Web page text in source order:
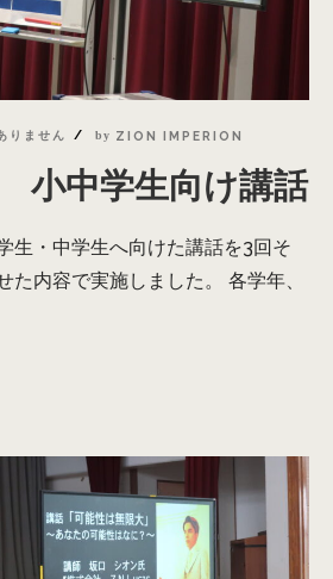
りません by ZION IMPERION
小中学生向け講話
生・中学生へ向けた講話を3回そ
た内容で実施しました。 各学年、